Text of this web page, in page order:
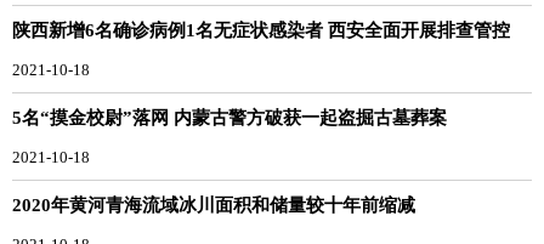
陕西新增6名确诊病例1名无症状感染者 西安全面开展排查管控
2021-10-18
5名“摸金校尉”落网 内蒙古警方破获一起盗掘古墓葬案
2021-10-18
2020年黄河青海流域冰川面积和储量较十年前缩减